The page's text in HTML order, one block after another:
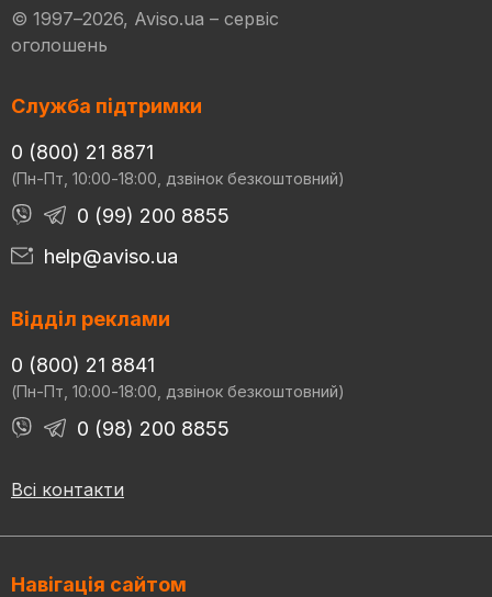
© 1997–2026, Aviso.ua – сервіс
оголошень
Служба підтримки
0 (800) 21 8871
(Пн-Пт, 10:00-18:00, дзвінок безкоштовний)
0 (99) 200 8855
help@aviso.ua
Відділ реклами
0 (800) 21 8841
(Пн-Пт, 10:00-18:00, дзвінок безкоштовний)
0 (98) 200 8855
Всі контакти
Навігація сайтом